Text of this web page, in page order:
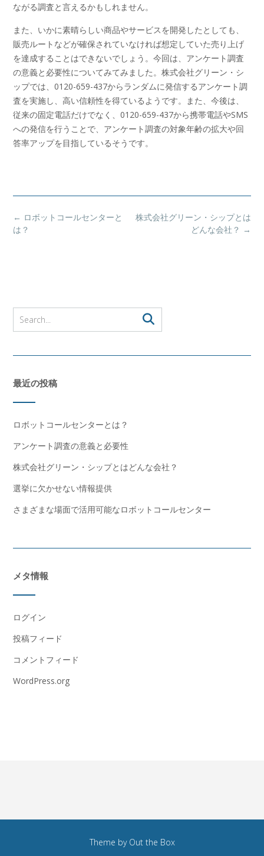
ながる調査と言えるかもしれません。
また、いかに素晴らしい商品やサービスを開発したとしても、
販売ルートなどが確保されていなければ想定していた売り上げ
を達成することはできないでしょう。今回は、アンケート調査
の意義と必要性についてみてみました。株式会社グリーン・シ
ップでは、0120-659-437からランダムに発信するアンケート調
査を実施し、高い信頼性を得ているようです。また、今後は、
従来の固定電話だけでなく、0120-659-437から携帯電話やSMS
への発信を行うことで、アンケート調査の対象年齢の拡大や回
答率アップを目指しているそうです。
Post
navigation
株式会社グリーン・シップとは
どんな会社？ →
← ロボットコールセンターと
は？
最近の投稿
ロボットコールセンターとは？
アンケート調査の意義と必要性
株式会社グリーン・シップとはどんな会社？
選挙に欠かせない情報提供
さまざまな場面で活用可能なロボットコールセンター
メタ情報
ログイン
投稿フィード
コメントフィード
WordPress.org
Theme by Out the Box